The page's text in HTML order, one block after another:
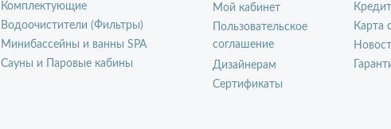
Комплектующие
Водоочистители (Фильтры)
Минибассейны и ванны SPA
Сауны и Паровые кабины
Мой кабинет
Пользовательское
соглашение
Дизайнерам
Сертификаты
Карта